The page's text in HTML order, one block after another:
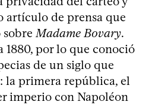
artículo de prensa que
sobreMadame Bovary.
por lo que conoció
de un siglo que
la primera república, el
imperio con Napoléon